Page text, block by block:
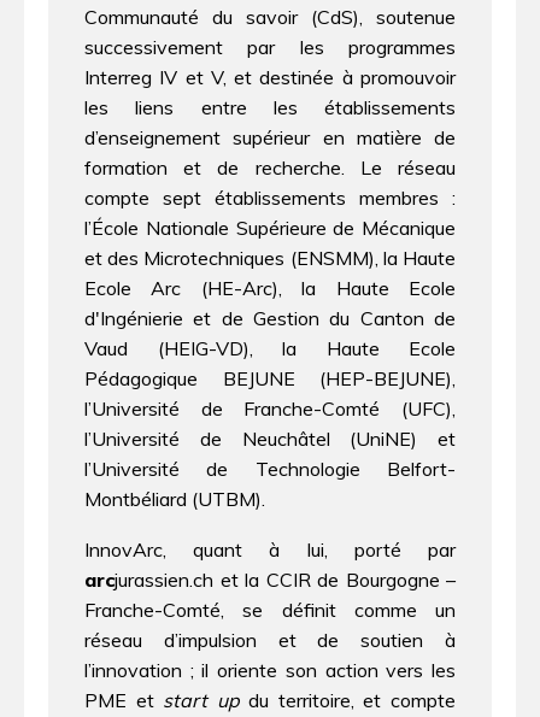
Communauté du savoir (CdS), soutenue
successivement par les programmes
Interreg IV et V, et destinée à promouvoir
les liens entre les établissements
d’enseignement supérieur en matière de
formation et de recherche. Le réseau
compte sept établissements membres :
l’École Nationale Supérieure de Mécanique
et des Microtechniques (ENSMM), la Haute
Ecole Arc (HE-Arc), la Haute Ecole
d'Ingénierie et de Gestion du Canton de
Vaud (HEIG-VD), la Haute Ecole
Pédagogique BEJUNE (HEP-BEJUNE),
l’Université de Franche-Comté (UFC),
l’Université de Neuchâtel (UniNE) et
l’Université de Technologie Belfort-
Montbéliard (UTBM).
InnovArc, quant à lui, porté par
arcjurassien.ch et la CCIR de Bourgogne –
Franche-Comté, se définit comme un
réseau d’impulsion et de soutien à
l’innovation ; il oriente son action vers les
PME et start updu territoire, et compte